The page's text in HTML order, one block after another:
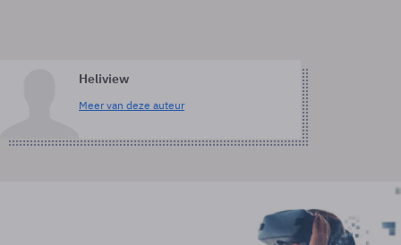
Heliview
Meer van deze auteur